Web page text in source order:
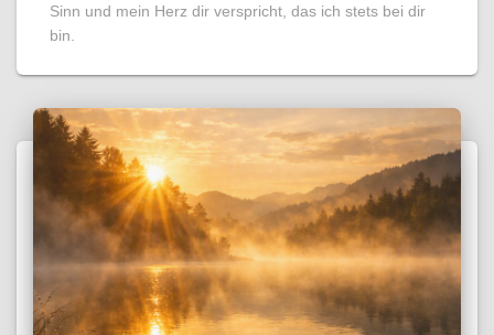
Sinn und mein Herz dir verspricht, das ich stets bei dir
bin.